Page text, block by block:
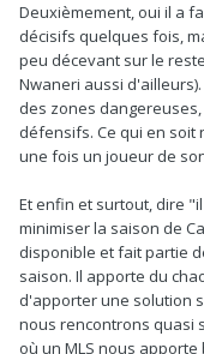
Deuxièmement, oui il a
décisifs quelques fois,
peu décevant sur le
Nwaneri aussi
des zones
défensifs. Ce qui en soit
une fois un joueur de
Et enfin et surtout, dire
minimiser la saison de
disponible et fait partie
saison. Il apporte du
d'apporter une solution
nous rencontrons quasi
où un MLS nous